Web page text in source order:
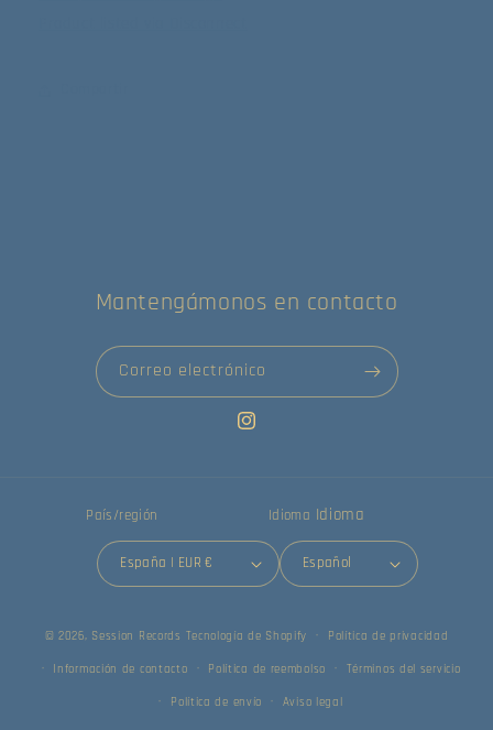
Mantengámonos en contacto
Correo electrónico
Instagram
País/región
España | EUR €
Idioma Idioma
Español
© 2026, Session Records Tecnología de Shopify Política de privacidad
Información de contacto Política de reembolso Términos del servicio
Política de envío Aviso legal